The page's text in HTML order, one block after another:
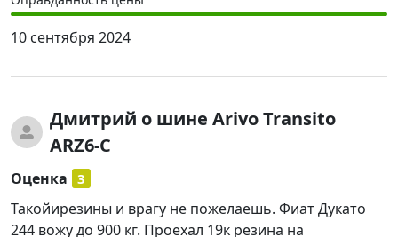
10 сентября 2024
Дмитрий о шине Arivo Transito
ARZ6-C
Оценка 3
Такойирезины и врагу не пожелаешь. Фиат Дукато
244 вожу до 900 кг. Проехал 19к резина на